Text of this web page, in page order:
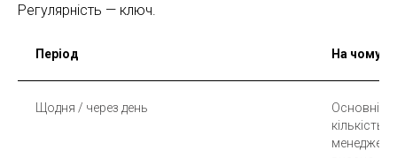
Регулярність — ключ.
Період На чому
Щодня / через день
Основні
кількість